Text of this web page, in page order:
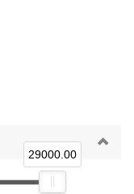
29000.00